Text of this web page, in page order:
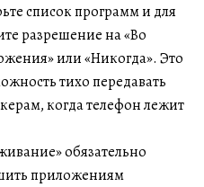
список программ и для
разрешение на «Во
или «Никогда». Это
тихо передавать
когда телефон лежит
обязательно
приложениям